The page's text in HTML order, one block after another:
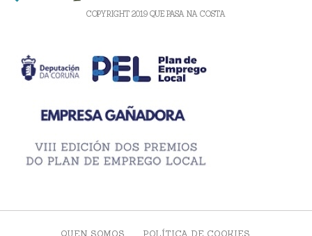
COPYRIGHT 2019 QUE PASA NA COSTA
QUEN SOMOS POLÍTICA DE COOKIES